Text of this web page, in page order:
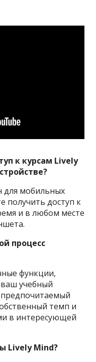
к курсам Lively
для мобильных
получить доступ к
и в любом месте
процесс
функции,
учебный
темп и
в интересующей
Lively Mind?